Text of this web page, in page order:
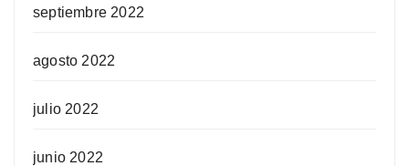
septiembre 2022
agosto 2022
julio 2022
junio 2022